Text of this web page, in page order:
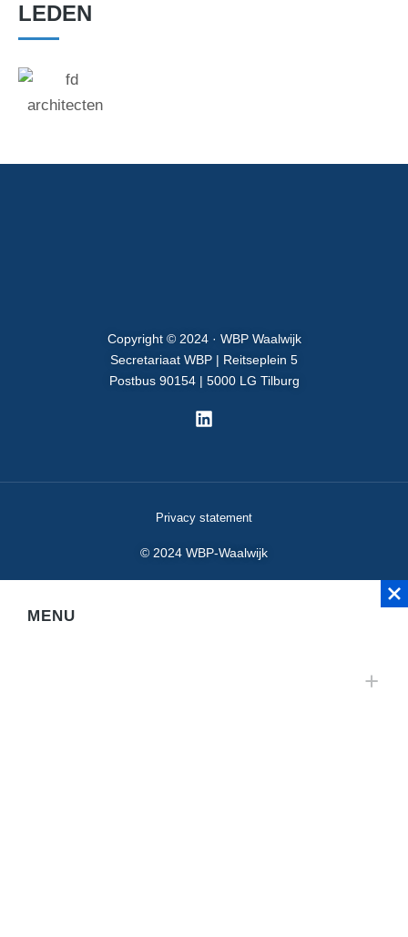
LEDEN
Copyright © 2024 · WBP Waalwijk
Secretariaat WBP | Reitseplein 5
Postbus 90154 | 5000 LG Tilburg
© 2024 WBP-Waalwijk
Privacy statement
MENU